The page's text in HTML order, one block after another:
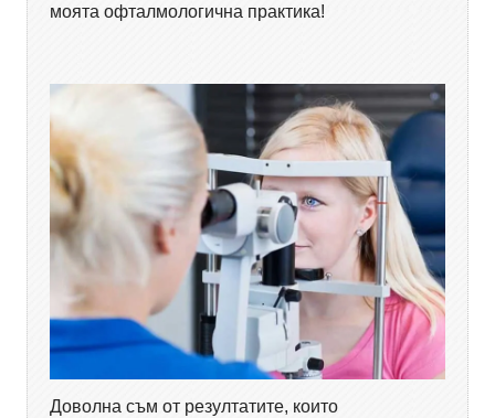
моята офталмологична практика!
Доволна съм от резултатите, които